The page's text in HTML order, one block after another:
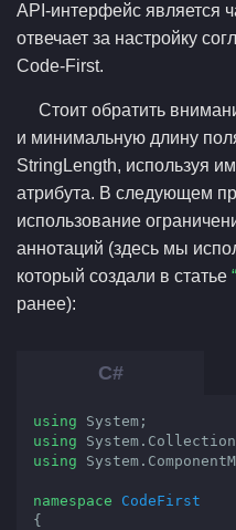
API-интерфейс является
отвечает за настройку
Code-First.
Стоит обратить
и минимальную длину
StringLength, используя
атрибута. В следующем
использование
аннотаций (здесь мы
который создали в статье
ранее):
using
using
using
namespace
CodeFirst
{